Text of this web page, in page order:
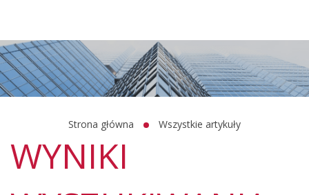
Strona główna Wszystkie artykuły
WYNIKI